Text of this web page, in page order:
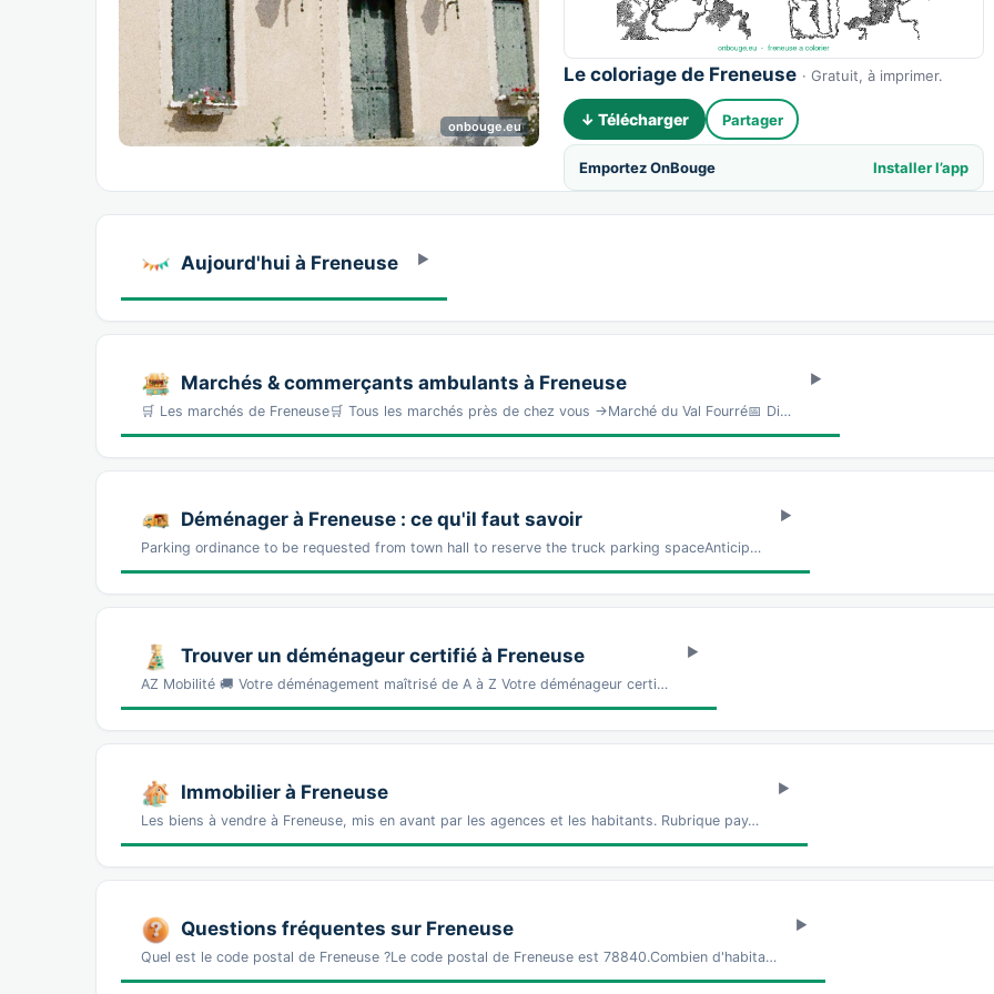
onbouge.eu
Le coloriage de Freneuse · Gratuit, à imprimer.
↓ Télécharger Partager
Emportez OnBouge Installer l’app
Aujourd'hui à Freneuse
Marchés & commerçants ambulants à Freneuse
🛒 Les marchés de Freneuse🛒 Tous les marchés près de chez vous →Marché du Val Fourré📅 Di…
Déménager à Freneuse : ce qu'il faut savoir
Parking ordinance to be requested from town hall to reserve the truck parking spaceAnticip…
Trouver un déménageur certifié à Freneuse
AZ Mobilité 🚚 Votre déménagement maîtrisé de A à Z Votre déménageur certi…
Immobilier à Freneuse
Les biens à vendre à Freneuse, mis en avant par les agences et les habitants. Rubrique pay…
Questions fréquentes sur Freneuse
Quel est le code postal de Freneuse ?Le code postal de Freneuse est 78840.Combien d'habita…